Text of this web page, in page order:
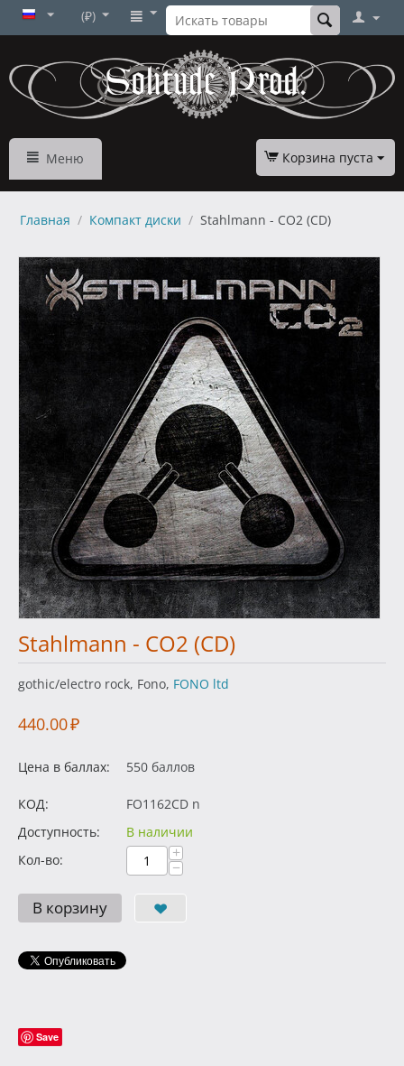
(₽)
Меню Корзина пуста
Главная / Компакт диски / Stahlmann - CO2 (CD)
Stahlmann - CO2 (CD)
gothic/electro rock, Fono, FONO ltd
440.00₽
Цена в баллах: 550 баллов
КОД:
FO1162CD n
Доступность:
В наличии
Кол-во:
+
−
В корзину
Save